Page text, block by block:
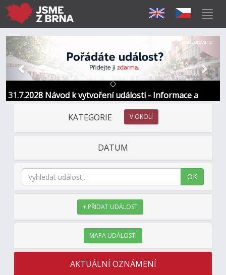
31.7.2028 Návod k vytvoření události - Informace a
kontakt
Předchozí Další
Sponzorováno
KATEGORIE V OKOLÍ
DATUM
OK
+ PŘIDAT UDÁLOST
MAPA UDÁLOSTÍ
AKTUÁLNÍ OZNÁMENÍ